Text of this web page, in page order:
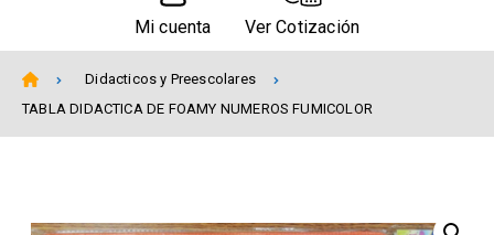
Mi cuenta Ver Cotización
Didacticos y Preescolares
TABLA DIDACTICA DE FOAMY NUMEROS FUMICOLOR